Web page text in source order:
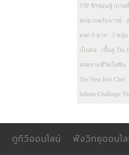
VIP รักซ่อนชู้ เกาหลี
หกฉากครับจารย์
ตลก 6 ฉาก 3 หนุ่ม
เป็นต่อ เนื้อคู่ The
สงครามชีวิตโอชิน
The Next Iron Chef
Infinite Challenge
ดูทีวีออนไลน์ ฟังวิทยุออนไ